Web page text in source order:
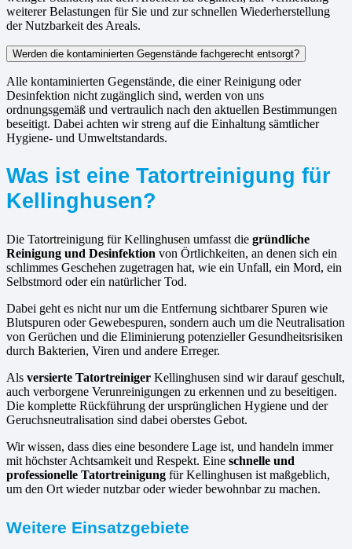
weiterer Belastungen für Sie und zur schnellen Wiederherstellung
der Nutzbarkeit des Areals.
Werden die kontaminierten Gegenstände fachgerecht entsorgt?
Alle kontaminierten Gegenstände, die einer Reinigung oder
Desinfektion nicht zugänglich sind, werden von uns
ordnungsgemäß und vertraulich nach den aktuellen Bestimmungen
beseitigt. Dabei achten wir streng auf die Einhaltung sämtlicher
Hygiene- und Umweltstandards.
Was ist eine Tatortreinigung für
Kellinghusen?
Die Tatortreinigung für Kellinghusen umfasst die gründliche
Reinigung und Desinfektion von Örtlichkeiten, an denen sich ein
schlimmes Geschehen zugetragen hat, wie ein Unfall, ein Mord, ein
Selbstmord oder ein natürlicher Tod.
Dabei geht es nicht nur um die Entfernung sichtbarer Spuren wie
Blutspuren oder Gewebespuren, sondern auch um die Neutralisation
von Gerüchen und die Eliminierung potenzieller Gesundheitsrisiken
durch Bakterien, Viren und andere Erreger.
Als versierte Tatortreiniger Kellinghusen sind wir darauf geschult,
auch verborgene Verunreinigungen zu erkennen und zu beseitigen.
Die komplette Rückführung der ursprünglichen Hygiene und der
Geruchsneutralisation sind dabei oberstes Gebot.
Wir wissen, dass dies eine besondere Lage ist, und handeln immer
mit höchster Achtsamkeit und Respekt. Eine schnelle und
professionelle Tatortreinigung für Kellinghusen ist maßgeblich,
um den Ort wieder nutzbar oder wieder bewohnbar zu machen.
Weitere Einsatzgebiete